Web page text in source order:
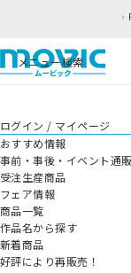
メニュー検索
ログイン / マイページ
おすすめ情報
事前・事後・イベント通販
受注生産商品
フェア情報
商品一覧
作品名から探す
新着商品
好評により再販売！